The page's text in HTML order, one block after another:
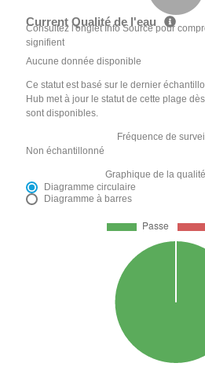
Current Qualité de l'eau
Consultez l'onglet Info Source pour
signifient
Aucune donnée disponible
Ce statut est basé sur le dernier
Hub met à jour le statut de cette plage
sont disponibles.
Fréquence de
Non échantillonné
Graphique de la
Diagramme circulaire
Diagramme à barres